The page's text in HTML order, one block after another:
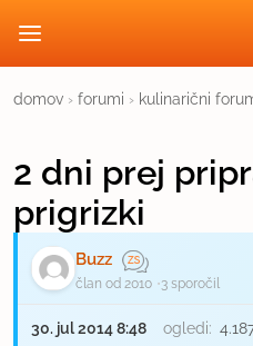
domov › forumi › kulinarični
2 dni prej
prigrizki
Buzz
član od 2010 3 sporočil
30. jul 2014 8:48 ogledi: